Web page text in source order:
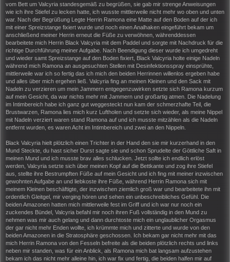
vom Bett um Valcyria standesgemäß zu begrüßen, sie gab mir strenge Anweisungen
wie ich ihre Stiefel zu lecken hatte, ich wusste mittlerweile nicht mehr wo oben und unten
war. Nach der Begrüßung Legte Herrin Ramona eine Matte auf den Boden auf der ich
mit einer Spreizstange fixiert wurde und noch einen Analhaken eingeführt bekam um
anschließend meiner Herrin erneut die Füße zu verwöhnen, währenddessen
bearbeitete mich Herrin Black Valcyria mit dem Paddel und sorgte mit Nachdruck für die
richtige Durchführung meiner Aufgabe. Nach Beendigung dieser wurde ich umgedreht
und wieder samt Spreizstange auf den Boden fixiert, Black Valcyria holte einige Nadeln
während mich Ramona an ausgesuchten Stellen mit Desinfektionsspray einsprühte,
mittlerweile war ich so fertig das ich mich den beiden Herrinnen willenlos ergeben habe
und alles über mich ergehen ließ. Valcyria fing an meinen Kleinen und den Sack mit
Nadeln zu verzieren um mein Jammern entgegenzuwirken setzte sich Ramona kurzum
auf mein Gesicht, da war nichts mehr mit Jammern und großartig atmen. Die Nadelung
im Intimbereich habe ich ganz gut weggesteckt nun kam der schmerzhafte Teil, die
Brustwarzen, Ramona lies mich kurz Luftholen und setzte sich wieder, als meine Nippel
mit Nadeln verziert waren stand Ramona auf und ich musste mitzählen als die Nadeln
entfernt wurden, es waren Acht im Intimbereich und zwei an den Nippeln.
Black Valcyria hielt plötzlich einen Trichter in der Hand den sie mir kurzerhand in den
Mund Steckte, du hast sicher Durst sagte sie und schon Sprudelte der Göttliche Saft in
meinen Mund und ich musste brav alles schlucken. Jetzt sollte ich endlich erlöst
werden, Valcyria setzte sich über meinen Kopf auf die Bettkante und zog ihre Stiefel
aus, stellte ihre Bestrumpften Füße auf mein Gesicht und ich fing mit meiner inzwischen
gewohnten Aufgabe an und liebkoste ihre Füße, während Herrin Ramona sich mit
meinem Kleinen beschäftigte, der inzwischen ziemlich groß war und bearbeitete ihn mit
ordentlich Gleitgel, mir verging hören und sehen ein unbeschreibliches Gefühl. Die
beiden Amazonen hatten mich mittlerweile fest im Griff und ich war nur noch ein
zuckendes Bündel, Valcyria befahl mir noch ihren Fuß vollständig in den Mund zu
nehmen was mir auch gelang und dann durchtoste mich ein unglaublicher Orgasmus
der gar nicht mehr Enden wollte, ich krümmte mich und zitterte und wurde von den
beiden Amazonen in die Stratosphäre geschossen. Ich bekam gar nicht mehr mit das
mich Herrin Ramona von den Fesseln befreite als die beiden plötzlich rechts und links
neben mir standen, was für ein Anblick, als Ramona mich bat langsam aufzustehen
bekam ich das nicht mehr alleine hin, ich war fix und fertig, die beiden halfen mir auf